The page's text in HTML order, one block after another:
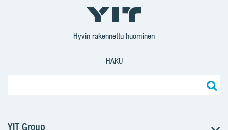
YIT
Suomi
Corporation
Corporation
Hyvin rakennettu huominen
HAKU
YIT Group